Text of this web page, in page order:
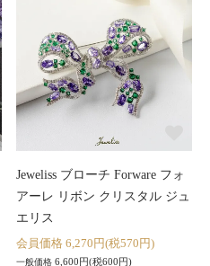
Jeweliss ブローチ Forware フォ
アーレ リボン クリスタル ジュ
エリス
会員価格 6,270円(税570円)
一般価格 6,600円(税600円)